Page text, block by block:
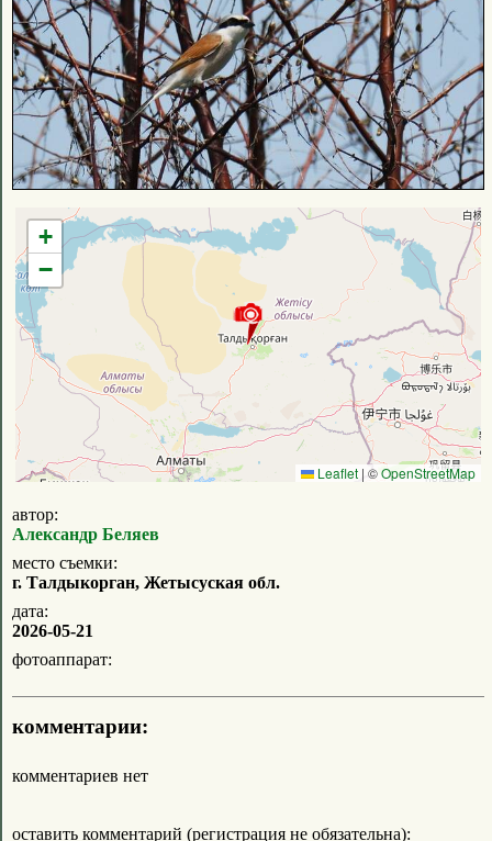
+
−
Leaflet | ©OpenStreetMap
автор:
Александр Беляев
место съемки:
г. Талдыкорган, Жетысуская обл.
дата:
2026-05-21
фотоаппарат:
комментарии:
комментариев нет
оставить комментарий (регистрация не обязательна):